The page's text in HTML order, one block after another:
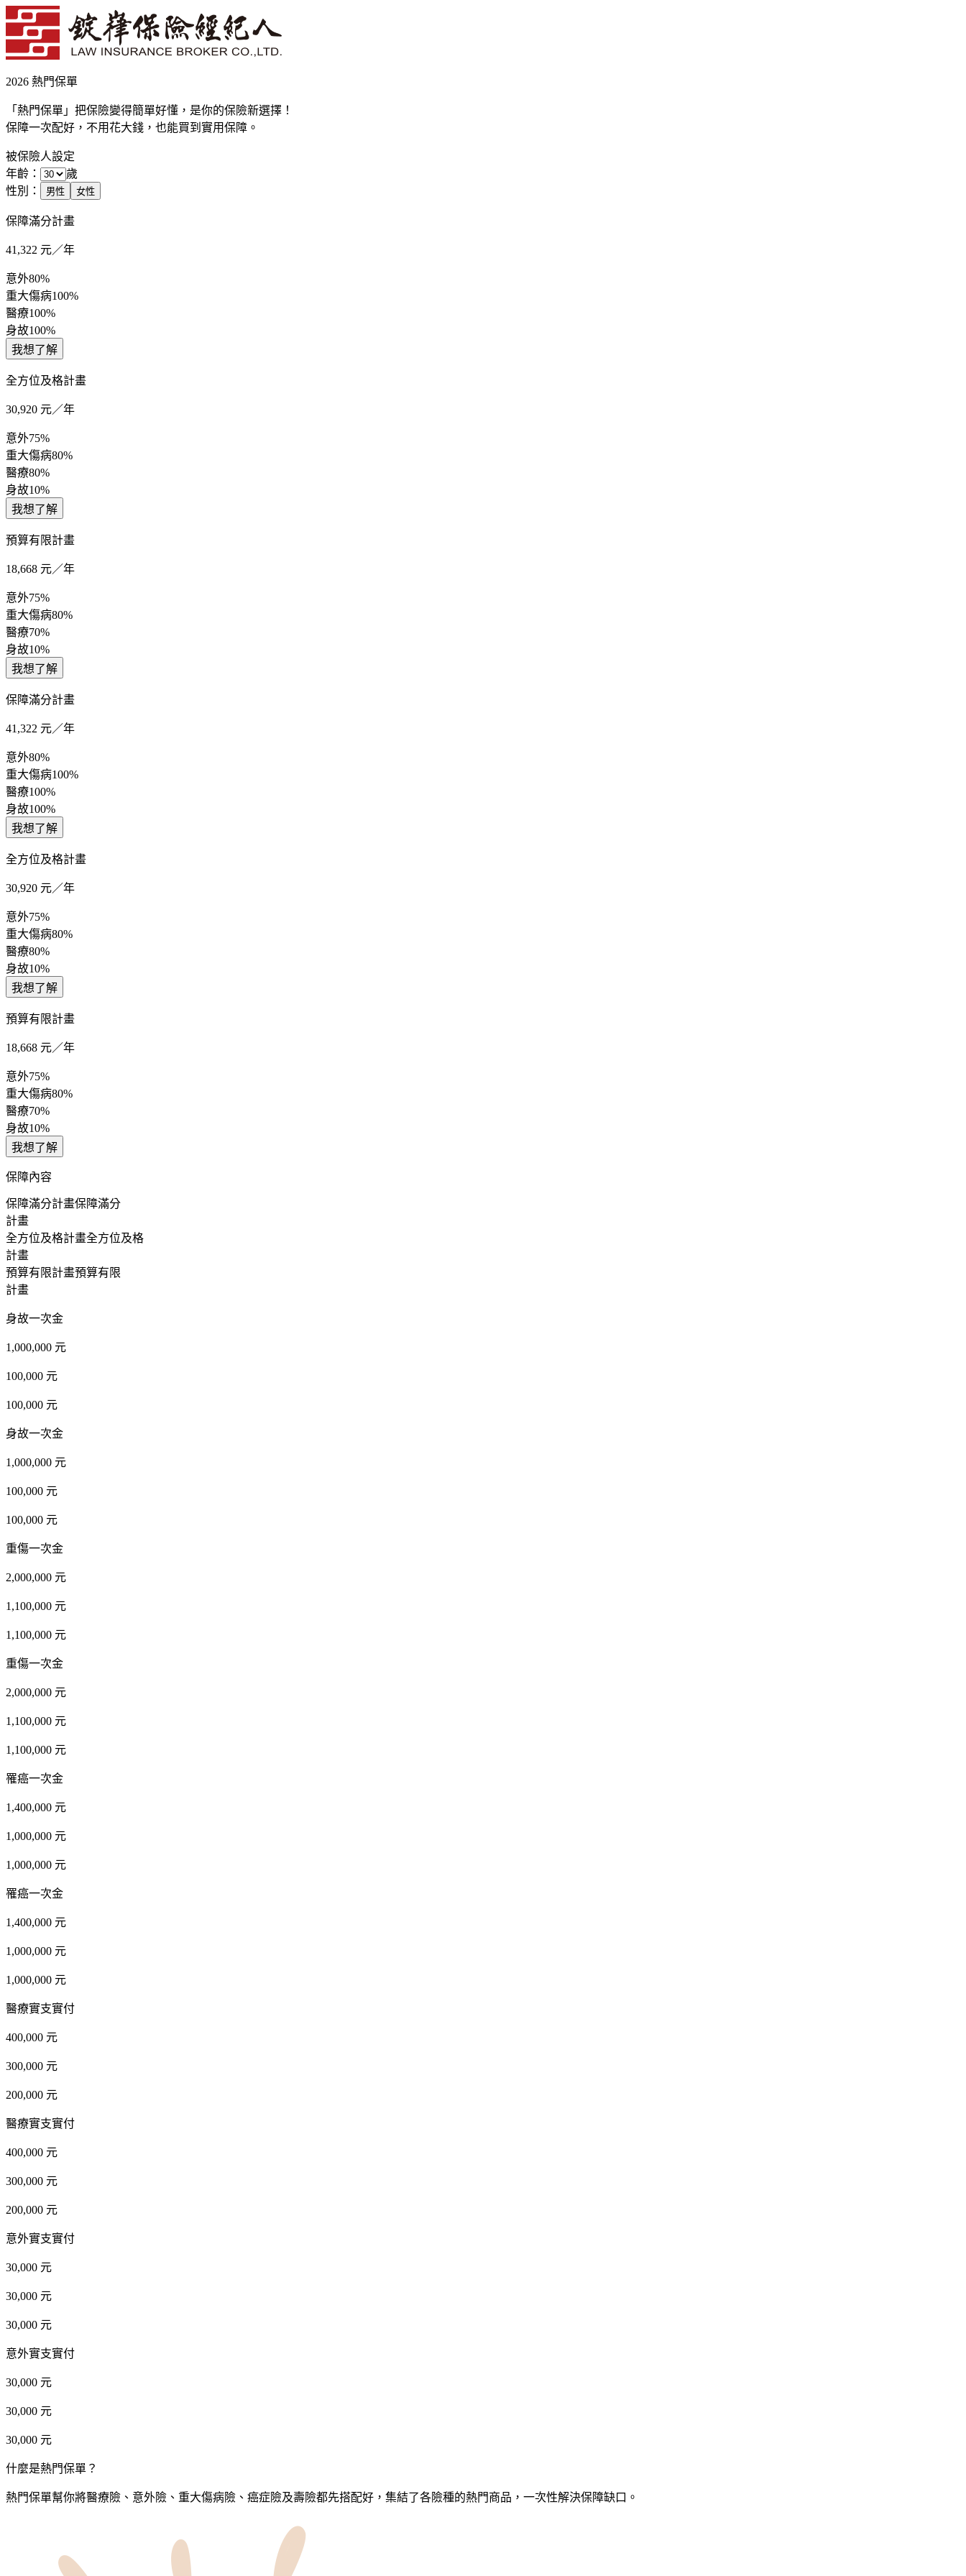
2026 熱門保單
「熱門保單」把保險變得簡單好懂，是你的保險新選擇！
保障一次配好，不用花大錢，也能買到實用保障。
被保險人設定
年齡：
歲
性別：
男性 女性
保障滿分計畫
41,322 元／年
意外80%
重大傷病100%
醫療100%
身故100%
我想了解
全方位及格計畫
30,920 元／年
意外75%
重大傷病80%
醫療80%
身故10%
我想了解
預算有限計畫
18,668 元／年
意外75%
重大傷病80%
醫療70%
身故10%
我想了解
保障滿分計畫
41,322 元／年
意外80%
重大傷病100%
醫療100%
身故100%
我想了解
全方位及格計畫
30,920 元／年
意外75%
重大傷病80%
醫療80%
身故10%
我想了解
預算有限計畫
18,668 元／年
意外75%
重大傷病80%
醫療70%
身故10%
我想了解
保障內容
保障滿分計畫保障滿分
計畫
全方位及格計畫全方位及格
計畫
預算有限計畫預算有限
計畫
身故一次金
1,000,000 元
100,000 元
100,000 元
身故一次金
1,000,000 元
100,000 元
100,000 元
重傷一次金
2,000,000 元
1,100,000 元
1,100,000 元
重傷一次金
2,000,000 元
1,100,000 元
1,100,000 元
罹癌一次金
1,400,000 元
1,000,000 元
1,000,000 元
罹癌一次金
1,400,000 元
1,000,000 元
1,000,000 元
醫療實支實付
400,000 元
300,000 元
200,000 元
醫療實支實付
400,000 元
300,000 元
200,000 元
意外實支實付
30,000 元
30,000 元
30,000 元
意外實支實付
30,000 元
30,000 元
30,000 元
什麼是熱門保單？
熱門保單幫你將醫療險、意外險、重大傷病險、癌症險及壽險都先搭配好，集結了各險種的熱門商品，一次性解決保障缺口。